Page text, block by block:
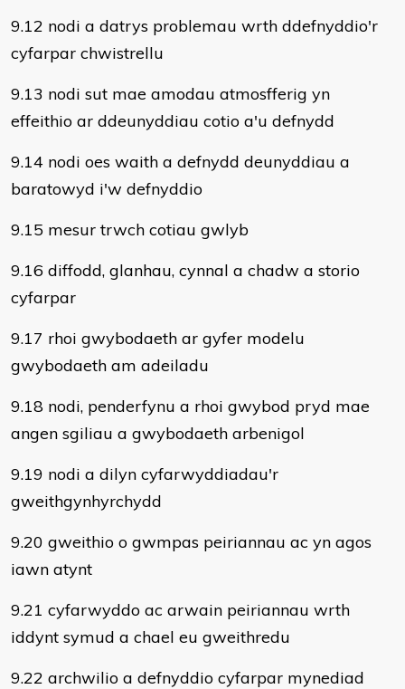
9.12 nodi a datrys problemau wrth ddefnyddio'r
cyfarpar chwistrellu
9.13 nodi sut mae amodau atmosfferig yn
effeithio ar ddeunyddiau cotio a'u defnydd
9.14 nodi oes waith a defnydd deunyddiau a
baratowyd i'w defnyddio
9.15 mesur trwch cotiau gwlyb
9.16 diffodd, glanhau, cynnal a chadw a storio
cyfarpar
9.17 rhoi gwybodaeth ar gyfer modelu
gwybodaeth am adeiladu
9.18 nodi, penderfynu a rhoi gwybod pryd mae
angen sgiliau a gwybodaeth arbenigol
9.19 nodi a dilyn cyfarwyddiadau'r
gweithgynhyrchydd
9.20 gweithio o gwmpas peiriannau ac yn agos
iawn atynt
9.21 cyfarwyddo ac arwain peiriannau wrth
iddynt symud a chael eu gweithredu
9.22 archwilio a defnyddio cyfarpar mynediad